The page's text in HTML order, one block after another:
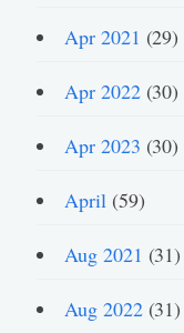
Apr 2021 (29)
Apr 2022(30)
Apr 2023 (30)
April(59)
Aug 2021 (31)
Aug 2022(31)